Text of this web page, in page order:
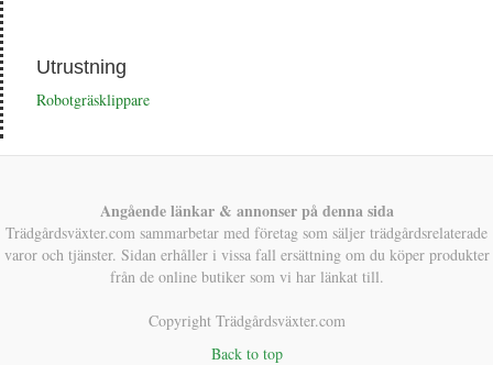
Utrustning
Robotgräsklippare
Angående länkar & annonser på denna sida
Trädgårdsväxter.com sammarbetar med företag som säljer trädgårdsrelaterade
varor och tjänster. Sidan erhåller i vissa fall ersättning om du köper produkter
från de online butiker som vi har länkat till.
Copyright Trädgårdsväxter.com
Back to top